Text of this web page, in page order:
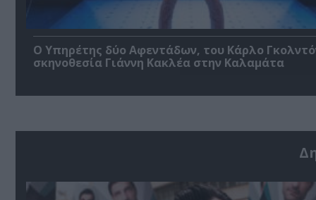
Ο Υπηρέτης δύο Αφεντάδων, του Κάρλο
σκηνοθεσία Γιάννη Κακλέα στην Καλαμάτα